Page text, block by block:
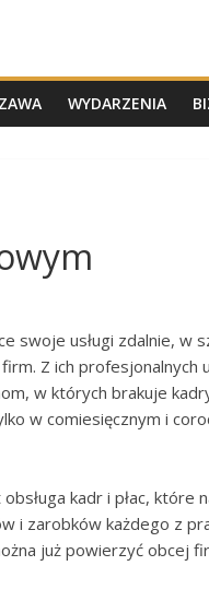
WYDARZENIA
swoje usługi zdalnie, w
Z ich
w których brakuje
w comiesięcznym i
kadr i płac, które
i zarobków każdego z
już powierzyć obcej